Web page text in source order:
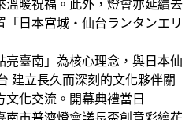
溫暖祝福。此外，燈會亦延續去
日本宮城・仙台ランタンエリ
臺南」為核心理念，與日本仙
建立長久而深刻的文化夥伴關
化交流。開幕典禮當日